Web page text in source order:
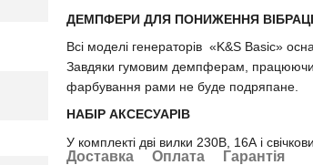
ДЕМПФЕРИ ДЛЯ ПОНИЖЕННЯ
Всі моделі генераторів «K&S Basic»
Завдяки гумовим демпферам,
фарбування рами не буде подряпане.
НАБІР АКСЕСУАРІВ
У комплекті дві вилки 230В, 16А і
Доставка Оплата Гарантія